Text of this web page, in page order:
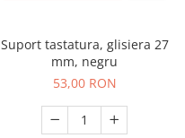
Suport tastatura, glisiera 27
mm, negru
53,00 RON